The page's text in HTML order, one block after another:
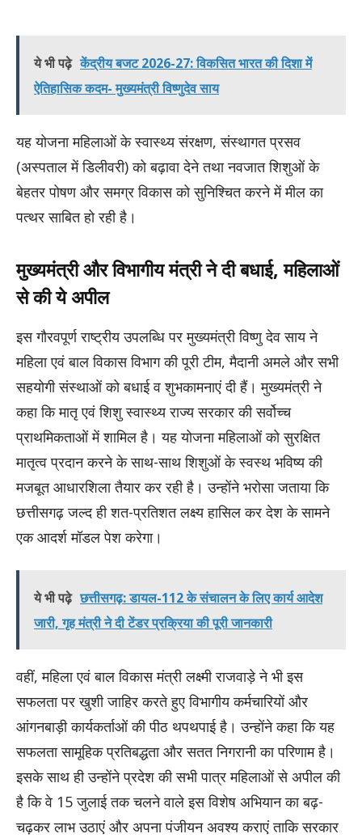
ये भी पढ़े केंद्रीय बजट 2026-27: विकसित भारत की दिशा में
ऐतिहासिक कदम- मुख्यमंत्री विष्णुदेव साय
यह योजना महिलाओं के स्वास्थ्य संरक्षण, संस्थागत प्रसव
(अस्पताल में डिलीवरी) को बढ़ावा देने तथा नवजात शिशुओं के
बेहतर पोषण और समग्र विकास को सुनिश्चित करने में मील का
पत्थर साबित हो रही है।
मुख्यमंत्री और विभागीय मंत्री ने दी बधाई, महिलाओं
से की ये अपील
इस गौरवपूर्ण राष्ट्रीय उपलब्धि पर मुख्यमंत्री विष्णु देव साय ने
महिला एवं बाल विकास विभाग की पूरी टीम, मैदानी अमले और सभी
सहयोगी संस्थाओं को बधाई व शुभकामनाएं दी हैं। मुख्यमंत्री ने
कहा कि मातृ एवं शिशु स्वास्थ्य राज्य सरकार की सर्वोच्च
प्राथमिकताओं में शामिल है। यह योजना महिलाओं को सुरक्षित
मातृत्व प्रदान करने के साथ-साथ शिशुओं के स्वस्थ भविष्य की
मजबूत आधारशिला तैयार कर रही है। उन्होंने भरोसा जताया कि
छत्तीसगढ़ जल्द ही शत-प्रतिशत लक्ष्य हासिल कर देश के सामने
एक आदर्श मॉडल पेश करेगा।
ये भी पढ़े छत्तीसगढ़: डायल-112 के संचालन के लिए कार्य आदेश
जारी, गृह मंत्री ने दी टेंडर प्रक्रिया की पूरी जानकारी
वहीं, महिला एवं बाल विकास मंत्री लक्ष्मी राजवाड़े ने भी इस
सफलता पर खुशी जाहिर करते हुए विभागीय कर्मचारियों और
आंगनबाड़ी कार्यकर्ताओं की पीठ थपथपाई है। उन्होंने कहा कि यह
सफलता सामूहिक प्रतिबद्धता और सतत निगरानी का परिणाम है।
इसके साथ ही उन्होंने प्रदेश की सभी पात्र महिलाओं से अपील की
है कि वे 15 जुलाई तक चलने वाले इस विशेष अभियान का बढ़-
चढ़कर लाभ उठाएं और अपना पंजीयन अवश्य कराएं ताकि सरकार